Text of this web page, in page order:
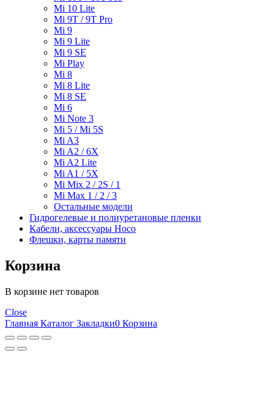
Mi 10 Lite
Mi 9T / 9T Pro
Mi 9
Mi 9 Lite
Mi 9 SE
Mi Play
Mi 8
Mi 8 Lite
Mi 8 SE
Mi 6
Mi Note 3
Mi 5 / Mi 5S
Mi A3
Mi A2 / 6X
Mi A2 Lite
Mi A1 / 5X
Mi Mix 2 / 2S / 1
Mi Max 1 / 2 / 3
Остальные модели
Гидрогелевые и полиуретановые пленки
Кабели, аксессуары Hoco
Флешки, карты памяти
Корзина
В корзине нет товаров
Close
Главная Каталог Закладки0 Корзина